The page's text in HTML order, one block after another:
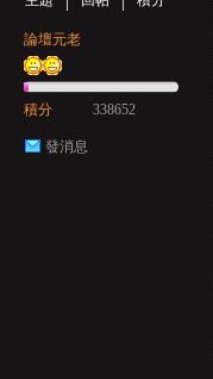
論壇元老
積分 338652
發消息